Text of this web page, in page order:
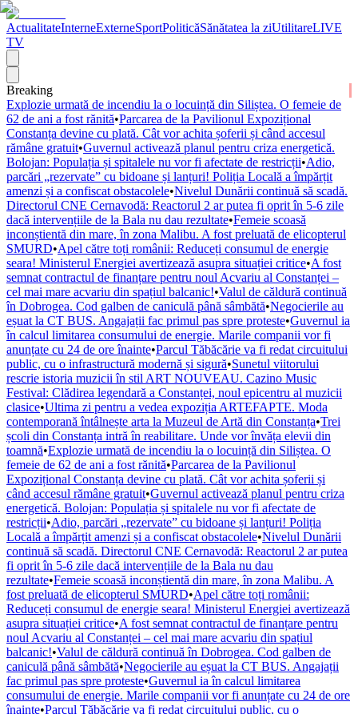
ActualitateInterneExterneSportPoliticăSănătatea la ziUtilitareLIVE
TV
Breaking
Explozie urmată de incendiu la o locuință din Siliștea. O femeie de
62 de ani a fost rănită•Parcarea de la Pavilionul Expozițional
Constanța devine cu plată. Cât vor achita șoferii și când accesul
rămâne gratuit•Guvernul activează planul pentru criza energetică.
Bolojan: Populația și spitalele nu vor fi afectate de restricții•Adio,
parcări „rezervate” cu bidoane și lanțuri! Poliția Locală a împărțit
amenzi și a confiscat obstacolele•Nivelul Dunării continuă să scadă.
Directorul CNE Cernavodă: Reactorul 2 ar putea fi oprit în 5-6 zile
dacă intervențiile de la Bala nu dau rezultate•Femeie scoasă
inconștientă din mare, în zona Malibu. A fost preluată de elicopterul
SMURD•Apel către toți românii: Reduceți consumul de energie
seara! Ministerul Energiei avertizează asupra situației critice•A fost
semnat contractul de finanțare pentru noul Acvariu al Constanței –
cel mai mare acvariu din spațiul balcanic!•Valul de căldură continuă
în Dobrogea. Cod galben de caniculă până sâmbătă•Negocierile au
eșuat la CT BUS. Angajații fac primul pas spre proteste•Guvernul ia
în calcul limitarea consumului de energie. Marile companii vor fi
anunțate cu 24 de ore înainte•Parcul Tăbăcărie va fi redat circuitului
public, cu o infrastructură modernă și sigură•Sunetul viitorului
rescrie istoria muzicii în stil ART NOUVEAU. Cazino Music
Festival: Clădirea legendară a Constanței, noul epicentru al muzicii
clasice•Ultima zi pentru a vedea expoziția ARTEFAPTE. Moda
contemporană întâlnește arta la Muzeul de Artă din Constanța•Trei
școli din Constanța intră în reabilitare. Unde vor învăța elevii din
toamnă•Explozie urmată de incendiu la o locuință din Siliștea. O
femeie de 62 de ani a fost rănită•Parcarea de la Pavilionul
Expozițional Constanța devine cu plată. Cât vor achita șoferii și
când accesul rămâne gratuit•Guvernul activează planul pentru criza
energetică. Bolojan: Populația și spitalele nu vor fi afectate de
restricții•Adio, parcări „rezervate” cu bidoane și lanțuri! Poliția
Locală a împărțit amenzi și a confiscat obstacolele•Nivelul Dunării
continuă să scadă. Directorul CNE Cernavodă: Reactorul 2 ar putea
fi oprit în 5-6 zile dacă intervențiile de la Bala nu dau
rezultate•Femeie scoasă inconștientă din mare, în zona Malibu. A
fost preluată de elicopterul SMURD•Apel către toți românii:
Reduceți consumul de energie seara! Ministerul Energiei avertizează
asupra situației critice•A fost semnat contractul de finanțare pentru
noul Acvariu al Constanței – cel mai mare acvariu din spațiul
balcanic!•Valul de căldură continuă în Dobrogea. Cod galben de
caniculă până sâmbătă•Negocierile au eșuat la CT BUS. Angajații
fac primul pas spre proteste•Guvernul ia în calcul limitarea
consumului de energie. Marile companii vor fi anunțate cu 24 de ore
înainte•Parcul Tăbăcărie va fi redat circuitului public, cu o